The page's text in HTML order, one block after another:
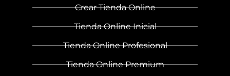
Crear Tienda Online
Tienda Online Inicial
Tienda Online Profesional
Tienda Online Premium